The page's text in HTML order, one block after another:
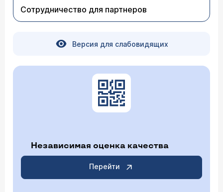
Сотрудничество для партнеров
Версия для слабовидящих
Независимая оценка качества
Перейти